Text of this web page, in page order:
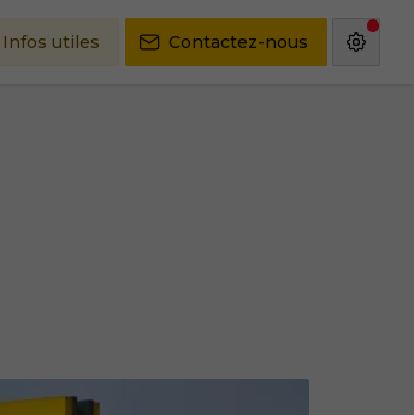
Infos utiles Contactez-nous